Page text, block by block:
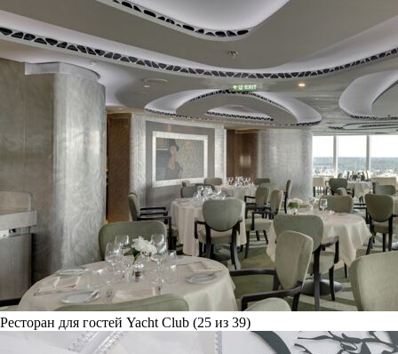
Ресторан для гостей Yacht Club (25 из 39)